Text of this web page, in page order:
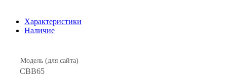
Характеристики
Наличие
Модель (для сайта)
CBB65